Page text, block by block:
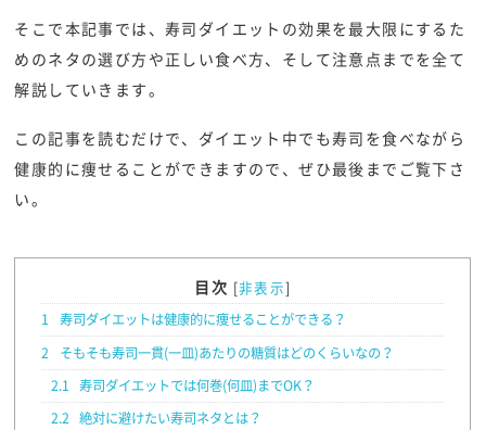
そこで本記事では、寿司ダイエットの効果を最大限にするた
めのネタの選び方や正しい食べ方、そして注意点までを全て
解説していきます。
この記事を読むだけで、ダイエット中でも寿司を食べながら
健康的に痩せることができますので、ぜひ最後までご覧下さ
い。
目次 [非表示]
1
寿司ダイエットは健康的に痩せることができる？
2
そもそも寿司一貫(一皿)あたりの糖質はどのくらいなの？
2.1 寿司ダイエットでは何巻(何皿)までOK？
2.2 絶対に避けたい寿司ネタとは？